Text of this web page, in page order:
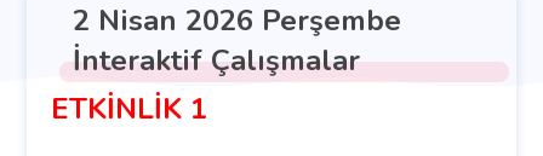
2 Nisan 2026 Perşembe
İnteraktif Çalışmalar
ETKİNLİK 1